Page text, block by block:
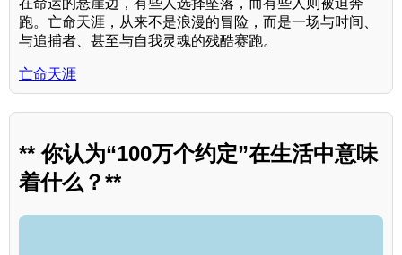
在命运的悬崖边，有些人选择坠落，而有些人则被迫奔
跑。亡命天涯，从来不是浪漫的冒险，而是一场与时间、
与追捕者、甚至与自我灵魂的残酷赛跑。
亡命天涯
** 你认为“100万个约定”在生活中意味
着什么？**